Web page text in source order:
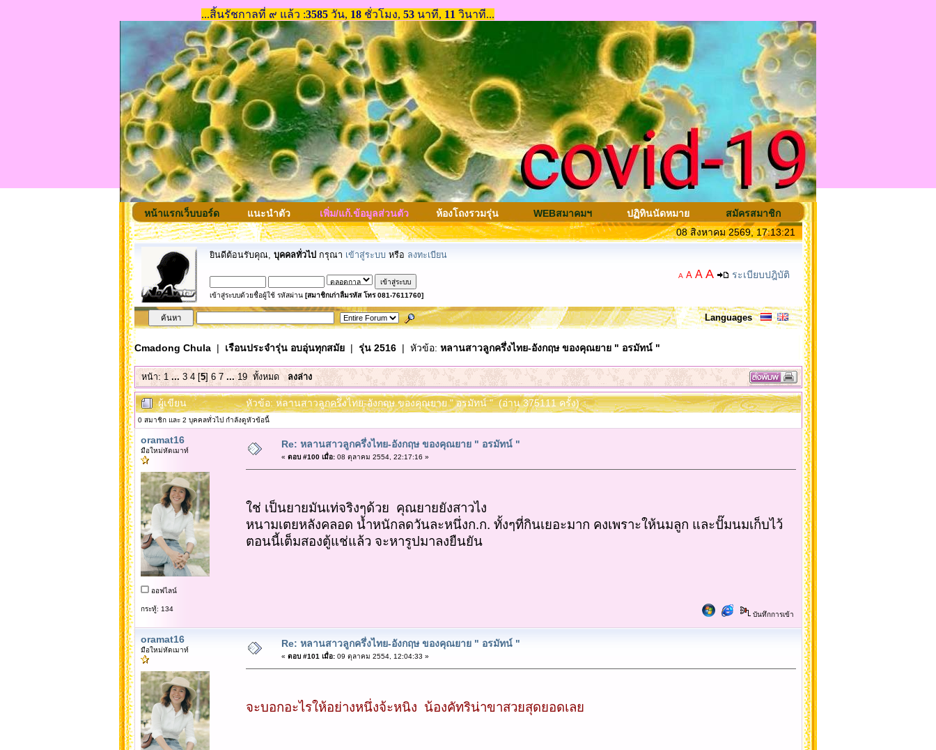
หน้าแรกเว็บบอร์ด แนะนำตัว เพิ่ม/แก้.ข้อมูลส่วนตัว ห้องโถงรวมรุ่น WEBสมาคมฯ ปฏิทินนัดหมาย
สมัครสมาชิก
08 สิงหาคม 2569, 17:13:21
ยินดีต้อนรับคุณ, บุคคลทั่วไป กรุณา เข้าสู่ระบบ หรือ ลงทะเบียน
เข้าสู่ระบบด้วยชื่อผู้ใช้ รหัสผ่าน [สมาชิกเก่าลืมรหัส โทร 081-7611760]
A A A A ระเบียบปฎิบัติ
Languages
Cmadong Chula| เรือนประจำรุ่น อบอุ่นทุกสมัย| รุ่น 2516| หัวข้อ: หลานสาวลูกครึ่งไทย-อังกฤษ ของคุณยาย " อรมัทน์ "
หน้า:1 ... 3 4[5] 6 7 ...19 ทั้งหมด ลงล่าง
ผู้เขียน หัวข้อ: หลานสาวลูกครึ่งไทย-อังกฤษ ของคุณยาย " อรมัทน์ " (อ่าน 375111 ครั้ง)
0 สมาชิก และ 2 บุคคลทั่วไป กำลังดูหัวข้อนี้
oramat16
มือใหม่หัดเมาท์
ออฟไลน์
กระทู้: 134
Re: หลานสาวลูกครึ่งไทย-อังกฤษ ของคุณยาย " อรมัทน์ "
« ตอบ #100 เมื่อ:08 ตุลาคม 2554, 22:17:16 »
ใช่ เป็นยายมันเท่จริงๆด้วย คุณยายยังสาวไง
หนามเตยหลังคลอด น้ำหนักลดวันละหนึ่งก.ก. ทั้งๆที่กินเยอะมาก คงเพราะให้นมลูก และปั๊มนมเก็บไว้
ตอนนี้เต็มสองตู้แช่แล้ว จะหารูปมาลงยืนยัน
บันทึกการเข้า
oramat16
มือใหม่หัดเมาท์
Re: หลานสาวลูกครึ่งไทย-อังกฤษ ของคุณยาย " อรมัทน์ "
« ตอบ #101 เมื่อ:09 ตุลาคม 2554, 12:04:33 »
จะบอกอะไรให้อย่างหนึ่งจ้ะหนิง น้องคัทริน่าขาสวยสุดยอดเลย